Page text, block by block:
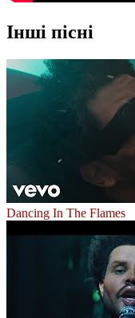
Інші пісні
Dancing In The Flames